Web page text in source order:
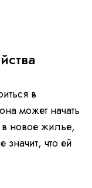
в
может начать
новое жилье,
значит, что ей